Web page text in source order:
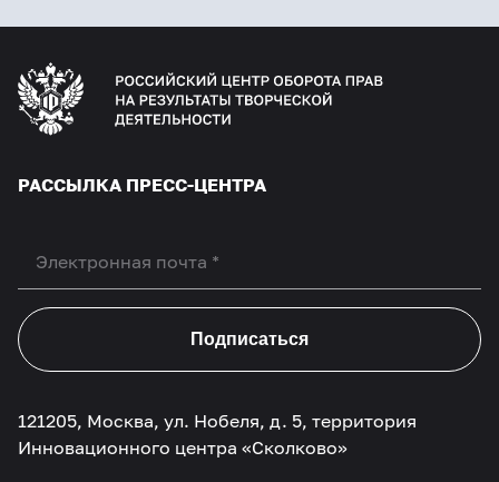
РАССЫЛКА ПРЕСС-ЦЕНТРА
Подписаться
121205, Москва, ул. Нобеля, д. 5, территория
Инновационного центра «Сколково»